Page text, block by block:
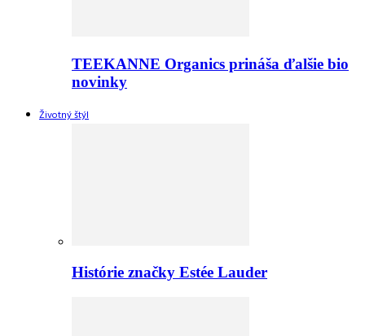
TEEKANNE Organics prináša ďalšie bio
novinky
Životný štýl
Histórie značky Estée Lauder